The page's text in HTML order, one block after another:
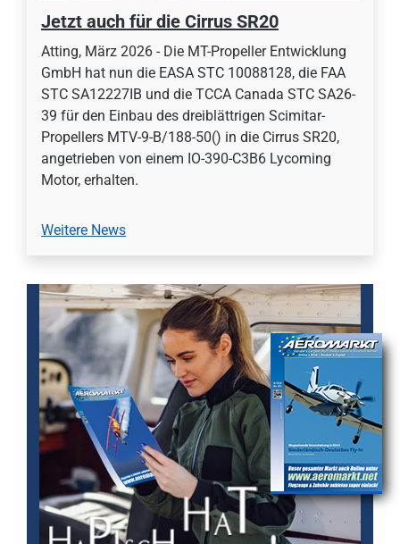
Jetzt auch für die Cirrus SR20
Atting, März 2026 - Die MT-Propeller Entwicklung
GmbH hat nun die EASA STC 10088128, die FAA
STC SA12227IB und die TCCA Canada STC SA26-
39 für den Einbau des dreiblättrigen Scimitar-
Propellers MTV-9-B/188-50() in die Cirrus SR20,
angetrieben von einem IO-390-C3B6 Lycoming
Motor, erhalten.
Weitere News